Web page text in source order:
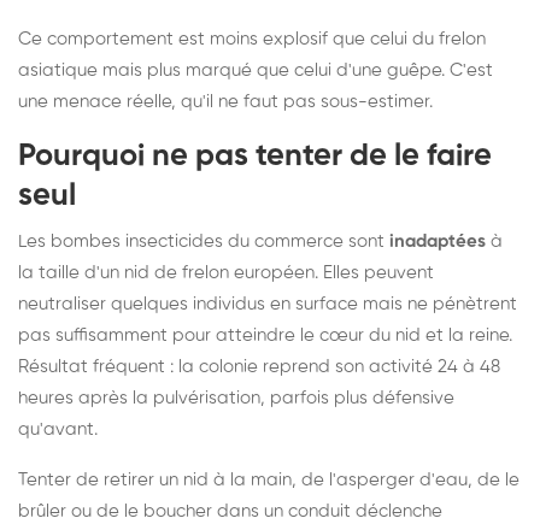
Ce comportement est moins explosif que celui du frelon
asiatique mais plus marqué que celui d'une guêpe. C'est
une menace réelle, qu'il ne faut pas sous-estimer.
Pourquoi ne pas tenter de le faire
seul
Les bombes insecticides du commerce sont inadaptées à
la taille d'un nid de frelon européen. Elles peuvent
neutraliser quelques individus en surface mais ne pénètrent
pas suffisamment pour atteindre le cœur du nid et la reine.
Résultat fréquent : la colonie reprend son activité 24 à 48
heures après la pulvérisation, parfois plus défensive
qu'avant.
Tenter de retirer un nid à la main, de l'asperger d'eau, de le
brûler ou de le boucher dans un conduit déclenche